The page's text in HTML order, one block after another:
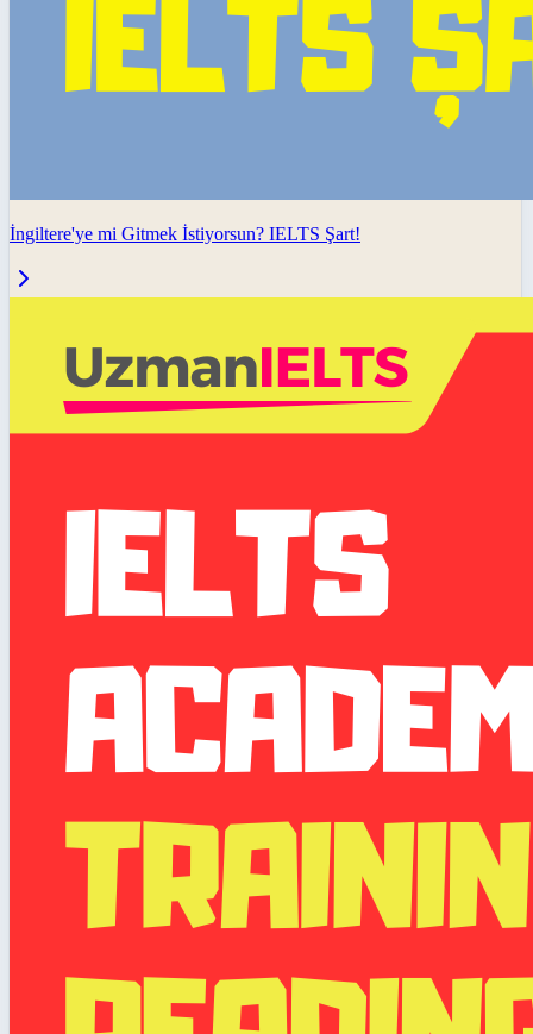
İngiltere'ye mi Gitmek İstiyorsun? IELTS Şart!